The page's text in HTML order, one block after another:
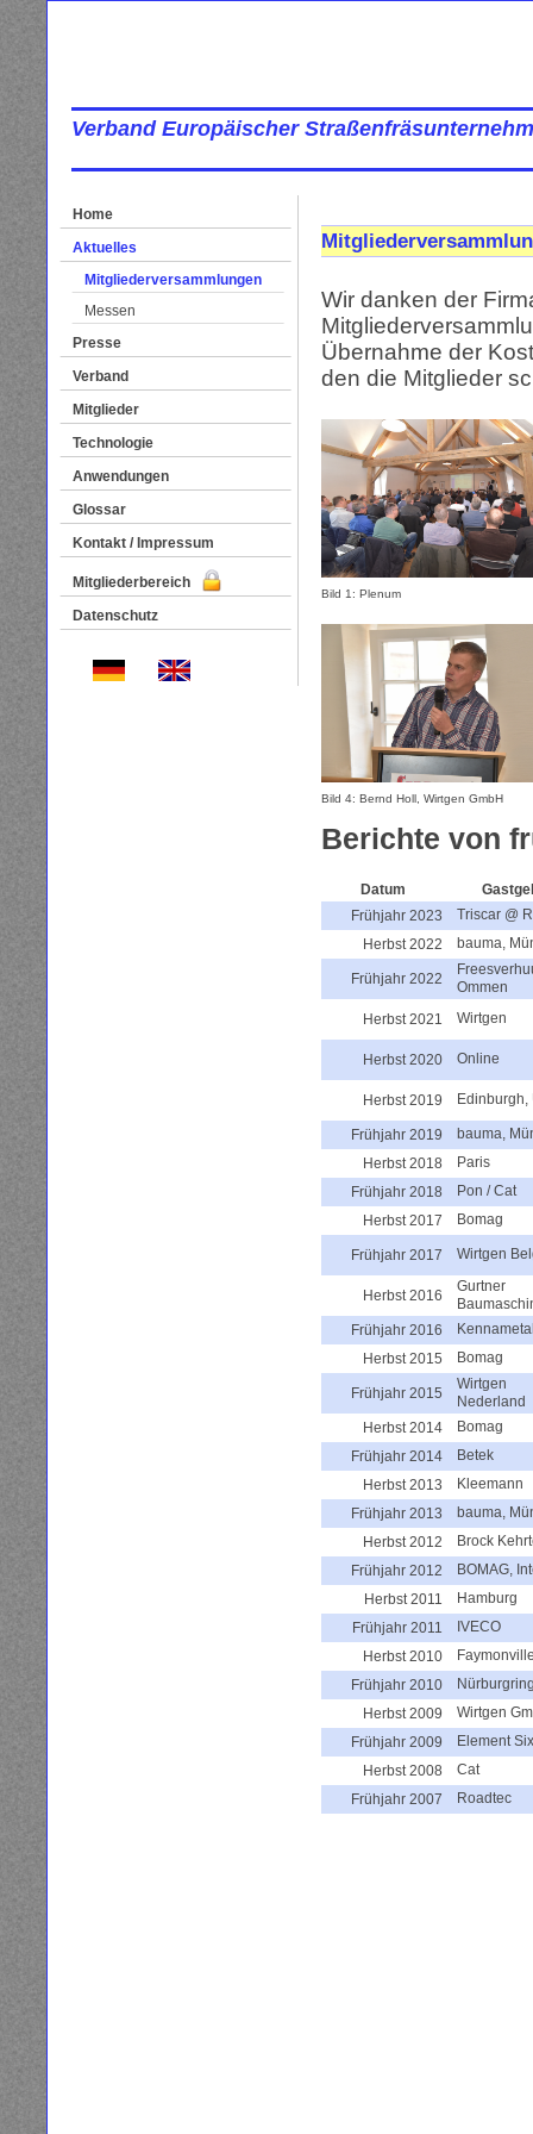
Verband Europäischer
Home
Aktuelles
Mitgliederversammlungen
Messen
Presse
Verband
Mitglieder
Technologie
Anwendungen
Glossar
Kontakt / Impressum
Mitgliederbereich
Datenschutz
Wir danken der
Übernahme der
den die Mitglieder
Bild 1: Plenum
Bild 4: Bernd Holl, Wirtgen GmbH
Berichte von
Datum
Frühjahr 2023
Triscar @
Herbst 2022
bauma,
Frühjahr 2022
Ommen
Herbst 2021
Wirtgen
Herbst 2020 Online
Herbst 2019 Edinburgh,
Frühjahr 2019
bauma,
Herbst 2018
Paris
Frühjahr 2018
Pon / Cat
Herbst 2017
Bomag
Frühjahr 2017 Wirtgen
Herbst 2016
Gurtner
Frühjahr 2016
Herbst 2015
Bomag
Frühjahr 2015
Wirtgen
Nederland
Herbst 2014
Bomag
Frühjahr 2014
Betek
Herbst 2013
Kleemann
Frühjahr 2013
bauma,
Herbst 2012
Brock
Frühjahr 2012
BOMAG,
Herbst 2011
Hamburg
Frühjahr 2011
IVECO
Herbst 2010
Frühjahr 2010
Herbst 2009
Wirtgen
Frühjahr 2009
Element Six
Herbst 2008
Cat
Frühjahr 2007
Roadtec